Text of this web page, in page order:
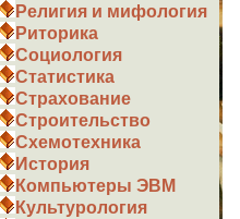
Религия и мифология
Риторика
Социология
Статистика
Страхование
Строительство
Схемотехника
История
Компьютеры ЭВМ
Культурология